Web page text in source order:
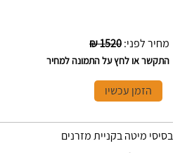
מחיר לפני:
1520 ₪
התקשר או לחץ על התמונה למחיר
הזמן עכשיו
בסיסי מיטה בקניית מזרנים